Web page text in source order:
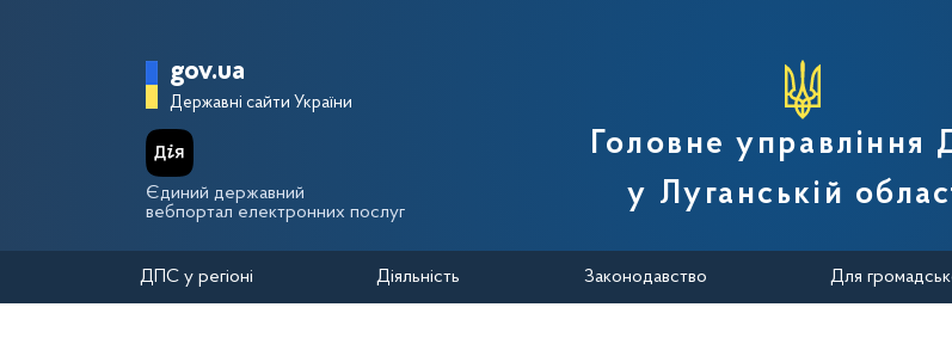
Головна сторінка Державної податкової служби
gov.ua
Державні сайти України
Єдиний державний
вебпортал електронних послуг
Головне управління
у Луганській
ДПС у регіоні Діяльність Законодавство Для